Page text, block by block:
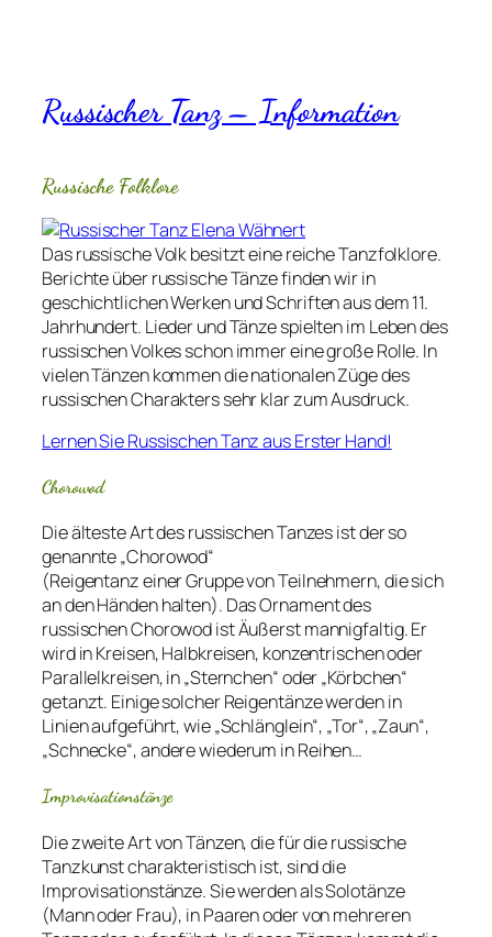
Russischer Tanz – Information
Russische Folklore
Das russische Volk besitzt eine reiche Tanzfolklore.
Berichte über russische Tänze finden wir in
geschichtlichen Werken und Schriften aus dem 11.
Jahrhundert. Lieder und Tänze spielten im Leben des
russischen Volkes schon immer eine große Rolle. In
vielen Tänzen kommen die nationalen Züge des
russischen Charakters sehr klar zum Ausdruck.
Lernen Sie Russischen Tanz aus Erster Hand!
Chorowod
Die älteste Art des russischen Tanzes ist der so
genannte „Chorowod“
(Reigentanz einer Gruppe von Teilnehmern, die sich
an den Händen halten). Das Ornament des
russischen Chorowod ist Äußerst mannigfaltig. Er
wird in Kreisen, Halbkreisen, konzentrischen oder
Parallelkreisen, in „Sternchen“ oder „Körbchen“
getanzt. Einige solcher Reigentänze werden in
Linien aufgeführt, wie „Schlänglein“, „Tor“, „Zaun“,
„Schnecke“, andere wiederum in Reihen…
Improvisationstänze
Die zweite Art von Tänzen, die für die russische
Tanzkunst charakteristisch ist, sind die
Improvisationstänze. Sie werden als Solotänze
(Mann oder Frau), in Paaren oder von mehreren